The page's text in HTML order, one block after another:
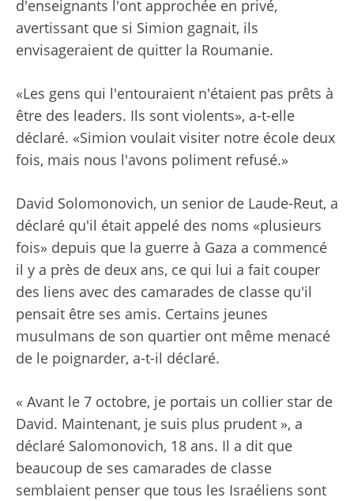
d'enseignants l'ont approchée en privé,
avertissant que si Simion gagnait, ils
envisageraient de quitter la Roumanie.
«Les gens qui l'entouraient n'étaient pas prêts à
être des leaders. Ils sont violents», a-t-elle
déclaré. «Simion voulait visiter notre école deux
fois, mais nous l'avons poliment refusé.»
David Solomonovich, un senior de Laude-Reut, a
déclaré qu'il était appelé des noms «plusieurs
fois» depuis que la guerre à Gaza a commencé
il y a près de deux ans, ce qui lui a fait couper
des liens avec des camarades de classe qu'il
pensait être ses amis. Certains jeunes
musulmans de son quartier ont même menacé
de le poignarder, a-t-il déclaré.
« Avant le 7 octobre, je portais un collier star de
David. Maintenant, je suis plus prudent », a
déclaré Salomonovich, 18 ans. Il a dit que
beaucoup de ses camarades de classe
semblaient penser que tous les Israéliens sont